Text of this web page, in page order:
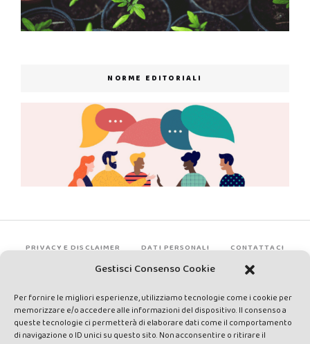
Gestisci Consenso Cookie
Per fornire le migliori esperienze, utilizziamo tecnologie come i cookie per
memorizzare e/o accedere alle informazioni del dispositivo. Il consenso a
queste tecnologie ci permetterà di elaborare dati come il comportamento
di navigazione o ID unici su questo sito. Non acconsentire o ritirare il
NORME EDITORIALI
PRIVACY E DISCLAIMER DATI PERSONALI CONTATTACI